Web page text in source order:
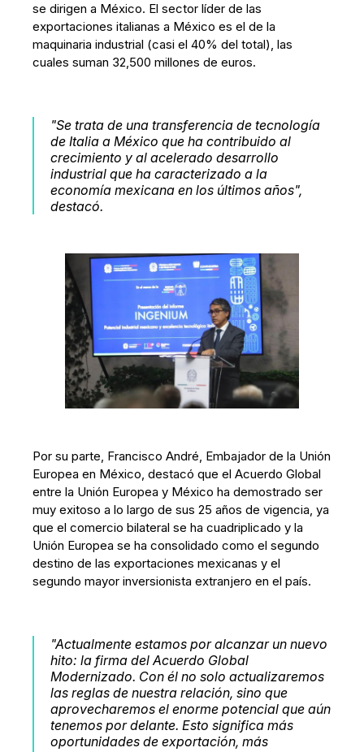
se dirigen a México. El sector líder de las
exportaciones italianas a México es el de la
maquinaria industrial (casi el 40% del total), las
cuales suman 32,500 millones de euros.
"Se trata de una transferencia de tecnología
de Italia a México que ha contribuido al
crecimiento y al acelerado desarrollo
industrial que ha caracterizado a la
economía mexicana en los últimos años",
destacó.
Por su parte, Francisco André, Embajador de la Unión
Europea en México, destacó que el Acuerdo Global
entre la Unión Europea y México ha demostrado ser
muy exitoso a lo largo de sus 25 años de vigencia, ya
que el comercio bilateral se ha cuadriplicado y la
Unión Europea se ha consolidado como el segundo
destino de las exportaciones mexicanas y el
segundo mayor inversionista extranjero en el país.
"Actualmente estamos por alcanzar un nuevo
hito: la firma del Acuerdo Global
Modernizado. Con él no solo actualizaremos
las reglas de nuestra relación, sino que
aprovecharemos el enorme potencial que aún
tenemos por delante. Esto significa más
oportunidades de exportación, más